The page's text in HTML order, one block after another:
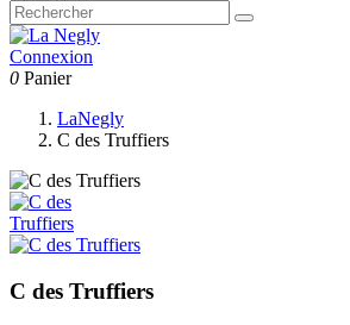
Connexion
0 Panier
LaNegly
C des Truffiers
C des Truffiers